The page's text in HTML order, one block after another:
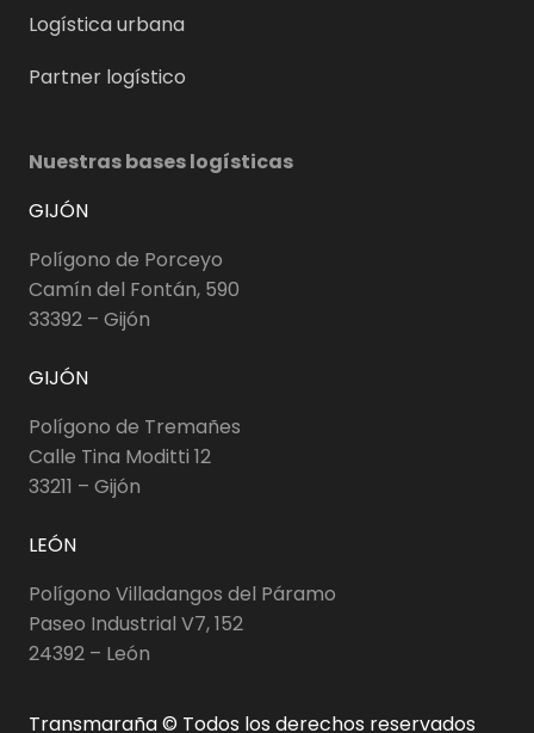
Logística urbana
Partner logístico
Nuestras bases logísticas
GIJÓN
Polígono de Porceyo
Camín del Fontán, 590
33392 – Gijón
GIJÓN
Polígono de Tremañes
Calle Tina Moditti 12
33211 – Gijón
LEÓN
Polígono Villadangos del Páramo
Paseo Industrial V7, 152
24392 – León
Transmaraña © Todos los derechos reservados